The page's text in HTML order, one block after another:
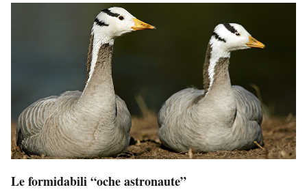
Le formidabili “oche astronaute”